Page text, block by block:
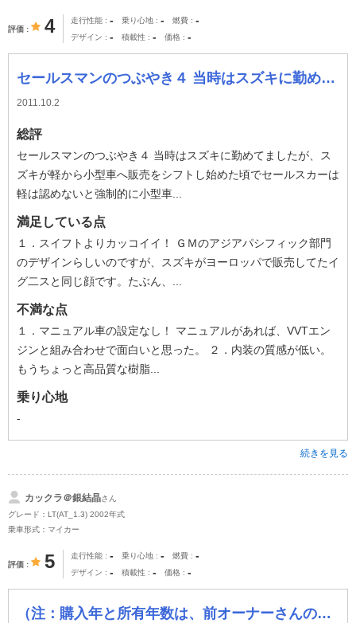
評価 4 走行性能 - 乗り心地 - 燃費 -
デザイン - 積載性 - 価格 -
セールスマンのつぶやき４ 当時はスズキに勤めてましたが、スズキが軽から小型車へ販売をシフトし始めた頃でセールスカーは軽は認めないと強制的に小型車を買わ
2011.10.2
総評
セールスマンのつぶやき４ 当時はスズキに勤めてましたが、ス
ズキが軽から小型車へ販売をシフトし始めた頃でセールスカーは
軽は認めないと強制的に小型車...
満足している点
１．スイフトよりカッコイイ！ ＧＭのアジアパシフィック部門
のデザインらしいのですが、スズキがヨーロッパで販売してたイ
グ二スと同じ顔です。たぶん、...
不満な点
１．マニュアル車の設定なし！ マニュアルがあれば、VVTエン
ジンと組み合わせで面白いと思った。 ２．内装の質感が低い。
もうちょっと高品質な樹脂...
乗り心地
-
続きを見る
カックラ＠銀結晶さん
グレード：LT(AT_1.3) 2002年式
乗車形式：マイカー
評価 5 走行性能 - 乗り心地 - 燃費 -
デザイン - 積載性 - 価格 -
（注：購入年と所有年数は、前オーナーさんのも含みます。） これ、ホントに良かったです＾＾。 あと、丈夫でしたね～。 （一度、センサー類は